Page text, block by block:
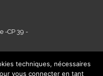
-CP 39 -
techniques, nécessaires
vous connecter en tant